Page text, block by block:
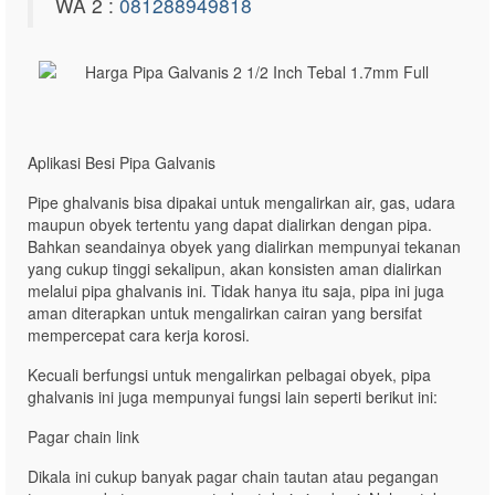
Aplikasi Besi Pipa Galvanis
Pipe ghalvanis bisa dipakai untuk mengalirkan air, gas, udara
maupun obyek tertentu yang dapat dialirkan dengan pipa.
Bahkan seandainya obyek yang dialirkan mempunyai tekanan
yang cukup tinggi sekalipun, akan konsisten aman dialirkan
melalui pipa ghalvanis ini. Tidak hanya itu saja, pipa ini juga
aman diterapkan untuk mengalirkan cairan yang bersifat
mempercepat cara kerja korosi.
Kecuali berfungsi untuk mengalirkan pelbagai obyek, pipa
ghalvanis ini juga mempunyai fungsi lain seperti berikut ini:
Pagar chain link
Dikala ini cukup banyak pagar chain tautan atau pegangan